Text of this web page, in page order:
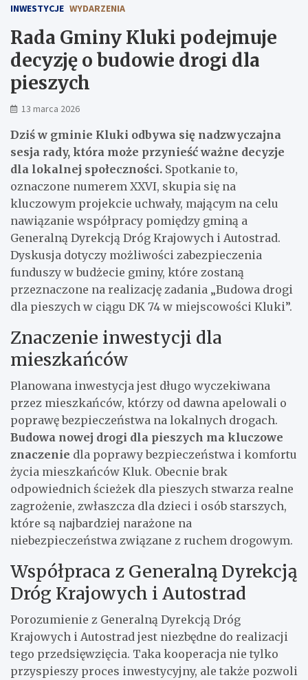
INWESTYCJE WYDARZENIA
Rada Gminy Kluki podejmuje
decyzję o budowie drogi dla
pieszych
13 marca 2026
Dziś w gminie Kluki odbywa się nadzwyczajna
sesja rady, która może przynieść ważne decyzje
dla lokalnej społeczności. Spotkanie to,
oznaczone numerem XXVI, skupia się na
kluczowym projekcie uchwały, mającym na celu
nawiązanie współpracy pomiędzy gminą a
Generalną Dyrekcją Dróg Krajowych i Autostrad.
Dyskusja dotyczy możliwości zabezpieczenia
funduszy w budżecie gminy, które zostaną
przeznaczone na realizację zadania „Budowa drogi
dla pieszych w ciągu DK 74 w miejscowości Kluki”.
Znaczenie inwestycji dla
mieszkańców
Planowana inwestycja jest długo wyczekiwana
przez mieszkańców, którzy od dawna apelowali o
poprawę bezpieczeństwa na lokalnych drogach.
Budowa nowej drogi dla pieszych ma kluczowe
znaczenie dla poprawy bezpieczeństwa i komfortu
życia mieszkańców Kluk. Obecnie brak
odpowiednich ścieżek dla pieszych stwarza realne
zagrożenie, zwłaszcza dla dzieci i osób starszych,
które są najbardziej narażone na
niebezpieczeństwa związane z ruchem drogowym.
Współpraca z Generalną Dyrekcją
Dróg Krajowych i Autostrad
Porozumienie z Generalną Dyrekcją Dróg
Krajowych i Autostrad jest niezbędne do realizacji
tego przedsięwzięcia. Taka kooperacja nie tylko
przyspieszy proces inwestycyjny, ale także pozwoli